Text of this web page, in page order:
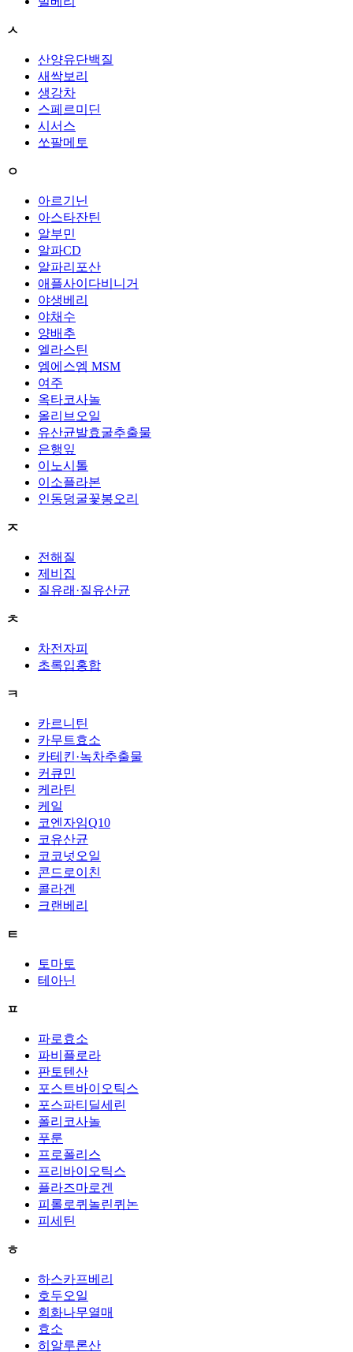
ㅅ
산양유단백질
새싹보리
생강차
스페르미딘
시서스
쏘팔메토
ㅇ
아르기닌
아스타잔틴
알부민
알파CD
알파리포산
애플사이다비니거
야생베리
야채수
양배추
엘라스틴
엠에스엠 MSM
여주
옥타코사놀
올리브오일
유산균발효굴추출물
은행잎
이노시톨
이소플라본
인동덩굴꽃봉오리
ㅈ
전해질
제비집
질유래·질유산균
ㅊ
차전자피
초록입홍합
ㅋ
카르니틴
카무트효소
카테킨·녹차추출물
커큐민
케라틴
케일
코엔자임Q10
코유산균
코코넛오일
콘드로이친
콜라겐
크랜베리
ㅌ
토마토
테아닌
ㅍ
파로효소
파비플로라
판토텐산
포스트바이오틱스
포스파티딜세린
폴리코사놀
푸룬
프로폴리스
프리바이오틱스
플라즈마로겐
피롤로퀴놀린퀴논
피세틴
ㅎ
하스카프베리
호두오일
회화나무열매
효소
히알루론산